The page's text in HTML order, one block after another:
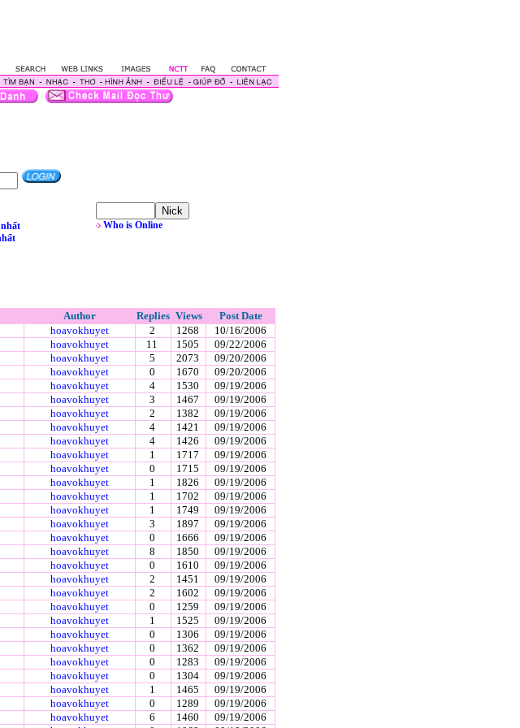
Who is Online
Author Replies Views
Post Date
hoavokhuyet 2 1268
10/16/2006
hoavokhuyet 11 1505
09/22/2006
hoavokhuyet 5 2073
09/20/2006
hoavokhuyet 0 1670
09/20/2006
hoavokhuyet 4 1530
09/19/2006
hoavokhuyet 3 1467
09/19/2006
hoavokhuyet 2 1382
09/19/2006
hoavokhuyet 4 1421
09/19/2006
hoavokhuyet 4 1426
09/19/2006
hoavokhuyet 1 1717
09/19/2006
hoavokhuyet 0 1715
09/19/2006
hoavokhuyet 1 1826
09/19/2006
hoavokhuyet 1 1702
09/19/2006
hoavokhuyet 1 1749
09/19/2006
hoavokhuyet 3 1897
09/19/2006
hoavokhuyet 0 1666
09/19/2006
hoavokhuyet 8 1850
09/19/2006
hoavokhuyet 0 1610
09/19/2006
hoavokhuyet 2 1451
09/19/2006
hoavokhuyet 2 1602
09/19/2006
hoavokhuyet 0 1259
09/19/2006
hoavokhuyet 1 1525
09/19/2006
hoavokhuyet 0 1306
09/19/2006
hoavokhuyet 0 1362
09/19/2006
hoavokhuyet 0 1283
09/19/2006
hoavokhuyet 0 1304
09/19/2006
hoavokhuyet 1 1465
09/19/2006
hoavokhuyet 0 1289
09/19/2006
hoavokhuyet 6 1460
09/19/2006